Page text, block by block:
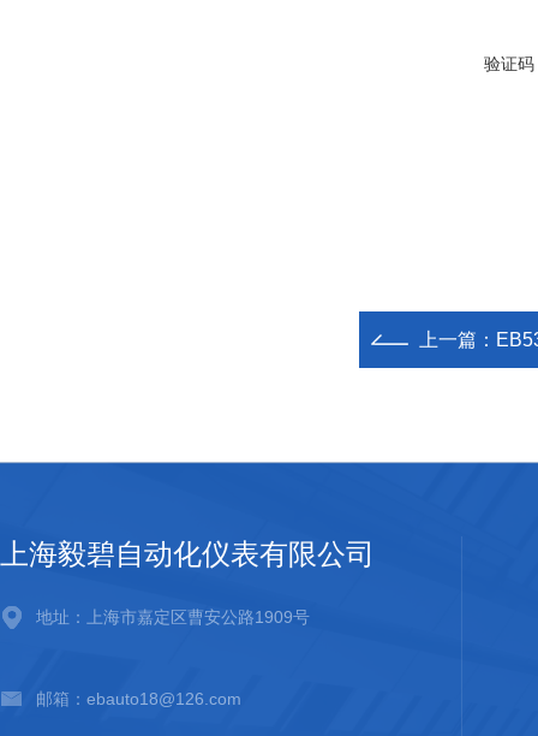
验证码
上一篇：
上海毅碧自动化仪表有限公司
地址：上海市嘉定区曹安公路1909号
邮箱：ebauto18@126.com